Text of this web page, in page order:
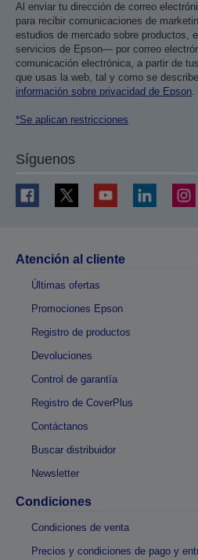
Al enviar tu dirección de correo
para recibir comunicaciones de
estudios de mercado sobre productos,
servicios de Epson— por correo
comunicación electrónica, a partir de
que usas la web, tal y como se
información sobre privacidad de Epson.
*Se aplican restricciones
Síguenos
Atención al cliente
Últimas ofertas
Promociones Epson
Registro de productos
Devoluciones
Control de garantía
Registro de CoverPlus
Contáctanos
Buscar distribuidor
Newsletter
Condiciones
Condiciones de venta
Precios y condiciones de pago y